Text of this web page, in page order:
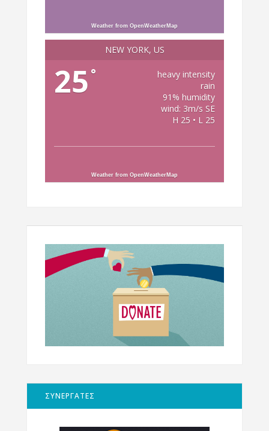
Weather from OpenWeatherMap
NEW YORK, US
25 °
heavy intensity
rain
91% humidity
wind: 3m/s SE
H 25 • L 25
Weather from OpenWeatherMap
ΣΥΝΕΡΓΑΤΕΣ